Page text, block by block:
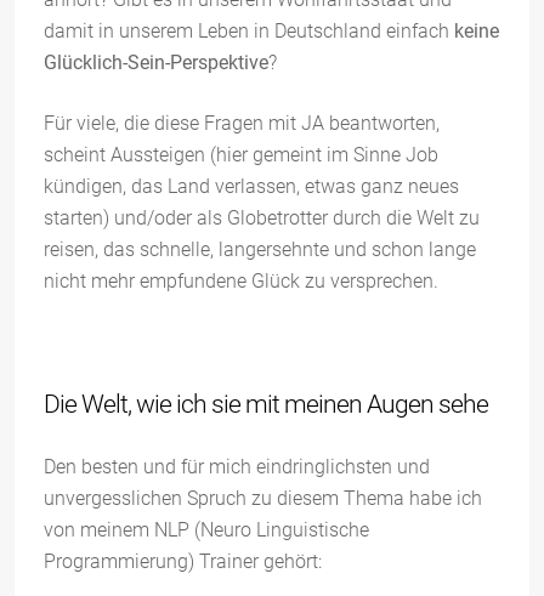
damit in unserem Leben in Deutschland einfach keine
Glücklich-Sein-Perspektive?
Für viele, die diese Fragen mit JA beantworten,
scheint Aussteigen (hier gemeint im Sinne Job
kündigen, das Land verlassen, etwas ganz neues
starten) und/oder als Globetrotter durch die Welt zu
reisen, das schnelle, langersehnte und schon lange
nicht mehr empfundene Glück zu versprechen.
Die Welt, wie ich sie mit meinen Augen sehe
Den besten und für mich eindringlichsten und
unvergesslichen Spruch zu diesem Thema habe ich
von meinem NLP (Neuro Linguistische
Programmierung) Trainer gehört: